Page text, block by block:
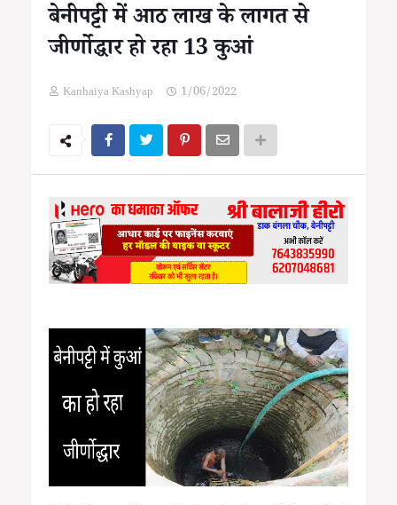
बेनीपट्टी में आठ लाख के लागत से
जीर्णोद्धार हो रहा 13 कुआं
Kanhaiya Kashyap 1/06/2022